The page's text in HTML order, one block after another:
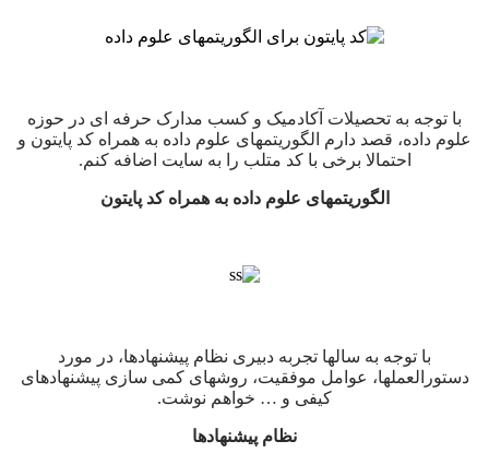
با توجه به تحصیلات آکادمیک و کسب مدارک حرفه ای در حوزه
علوم داده، قصد دارم الگوریتمهای علوم داده به همراه کد پایتون و
احتمالا برخی با کد متلب را به سایت اضافه کنم.
الگوریتمهای علوم داده به همراه کد پایتون
با توجه به سالها تجربه دبیری نظام پیشنهادها، در مورد
دستورالعملها، عوامل موفقیت، روشهای کمی سازی پیشنهادهای
کیفی و … خواهم نوشت.
نظام پیشنهادها